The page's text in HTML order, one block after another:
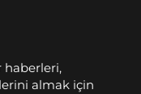
haberleri,
almak için